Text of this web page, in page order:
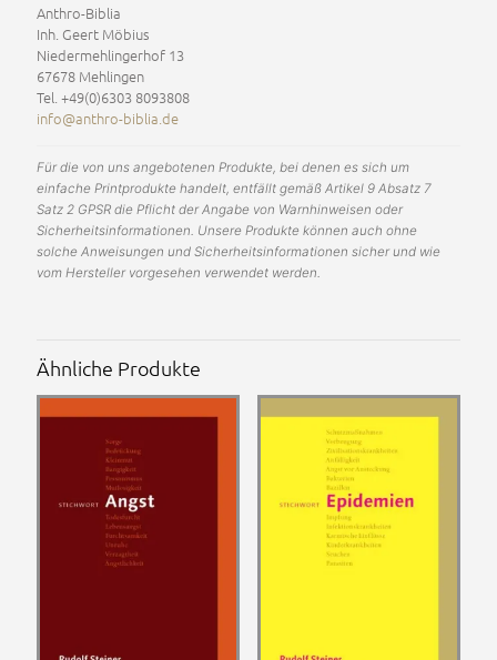
Anthro-Biblia
Inh. Geert Möbius
Niedermehlingerhof 13
67678 Mehlingen
Tel. +49(0)6303 8093808
info@anthro-biblia.de
Für die von uns angebotenen Produkte, bei denen es sich um
einfache Printprodukte handelt, entfällt gemäß Artikel 9 Absatz 7
Satz 2 GPSR die Pflicht der Angabe von Warnhinweisen oder
Sicherheitsinformationen. Unsere Produkte können auch ohne
solche Anweisungen und Sicherheitsinformationen sicher und wie
vom Hersteller vorgesehen verwendet werden.
Ähnliche Produkte